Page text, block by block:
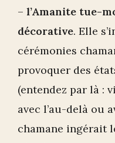
– l’Amanite tue-
décorative. Elle
cérémonies
provoquer des
(entendez par là :
avec l’au-delà ou
chamane ingérait